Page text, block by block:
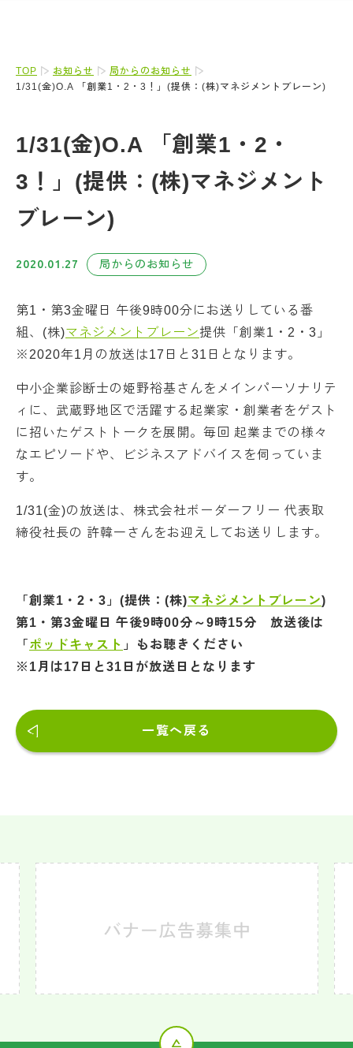
TOP お知らせ
局からのお知らせ
1/31(金)O.A 「創業1・2・3！」(提供：(株)マネジメントブレーン)
1/31(金)O.A 「創業1・2・
3！」(提供：(株)マネジメント
ブレーン)
2020.01.27 局からのお知らせ
第1・第3金曜日 午後9時00分にお送りしている番
組、(株)マネジメントブレーン提供「創業1・2・3」
※2020年1月の放送は17日と31日となります。
中小企業診断士の姫野裕基さんをメインパーソナリテ
ィに、武蔵野地区で活躍する起業家・創業者をゲスト
に招いたゲストトークを展開。毎回 起業までの様々
なエピソードや、ビジネスアドバイスを伺っていま
す。
1/31(金)の放送は、株式会社ボーダーフリー 代表取
締役社長の 許韓一さんをお迎えしてお送りします。
「創業1・2・3」(提供：(株)マネジメントブレーン)
第1・第3金曜日 午後9時00分～9時15分 放送後は
「 ポッドキャスト 」もお聴きください
※1月は17日と31日が放送日となります
一覧へ戻る